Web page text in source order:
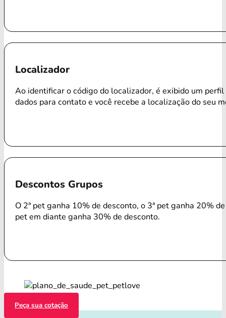
Localizador
Ao identificar o código do localizador, é exibido um perfil
dados para contato e você recebe a localização do seu
Descontos Grupos
O 2ª pet ganha 10% de desconto, o 3ª pet ganha 20%
pet em diante ganha 30% de desconto.
Peça sua cotação